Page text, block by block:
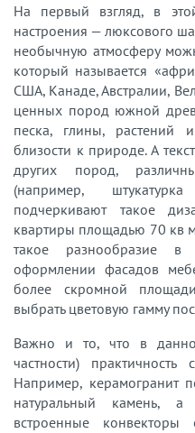
На первый взгляд, в
настроения — люксового
необычную атмосферу
который называется
США, Канаде, Австралии,
ценных пород южной
песка, глины, растений
близости к природе. А
других пород,
(например,
подчеркивают такое
квартиры площадью 70 кв
такое разнообразие в
оформлении фасадов
более скромной
выбрать цветовую гамму
Важно и то, что в
частности) практичность
Например, керамогранит
натуральный камень,
встроенные конвекторы